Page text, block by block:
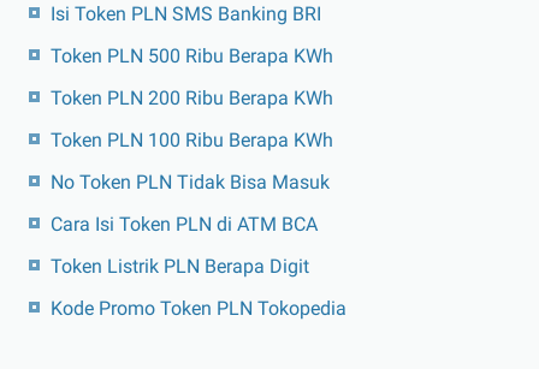
Isi Token PLN SMS Banking BRI
Token PLN 500 Ribu Berapa KWh
Token PLN 200 Ribu Berapa KWh
Token PLN 100 Ribu Berapa KWh
No Token PLN Tidak Bisa Masuk
Cara Isi Token PLN di ATM BCA
Token Listrik PLN Berapa Digit
Kode Promo Token PLN Tokopedia